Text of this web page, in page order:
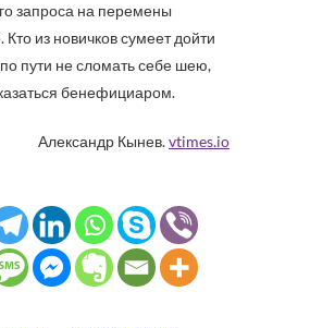
запроса на перемены
из новичков сумеет дойти
пути не сломать себе шею,
бенефициаром.
Александр Кынев.vtimes.io